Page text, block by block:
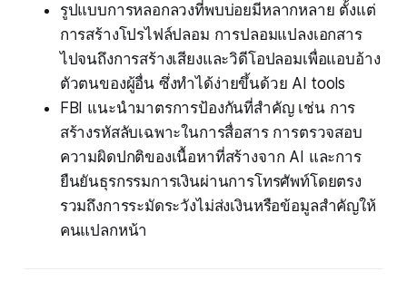
รูปแบบการหลอกลวงที่พบบ่อยมีหลากหลาย ตั้งแต่
การสร้างโปรไฟล์ปลอม การปลอมแปลงเอกสาร
ไปจนถึงการสร้างเสียงและวิดีโอปลอมเพื่อแอบอ้าง
ตัวตนของผู้อื่น ซึ่งทำได้ง่ายขึ้นด้วย AI tools
FBI แนะนำมาตรการป้องกันที่สำคัญ เช่น การ
สร้างรหัสลับเฉพาะในการสื่อสาร การตรวจสอบ
ความผิดปกติของเนื้อหาที่สร้างจาก AI และการ
ยืนยันธุรกรรมการเงินผ่านการโทรศัพท์โดยตรง
รวมถึงการระมัดระวังไม่ส่งเงินหรือข้อมูลสำคัญให้
คนแปลกหน้า